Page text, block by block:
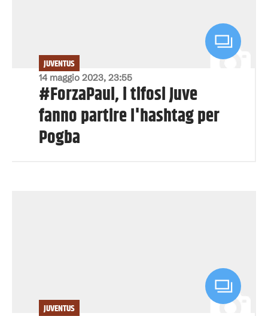
14 maggio 2023, 23:55
JUVENTUS
#ForzaPaul, i tifosi Juve
fanno partire l'hashtag per
Pogba
JUVENTUS